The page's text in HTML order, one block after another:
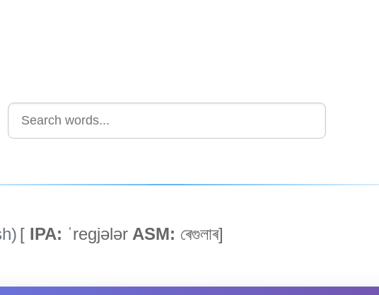
[ IPA: ˈregjələr ASM: ৰেগুলাৰ]